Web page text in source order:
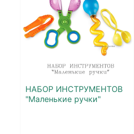
НАБОР ИНСТРУМЕНТОВ
"Маленькие ручки"